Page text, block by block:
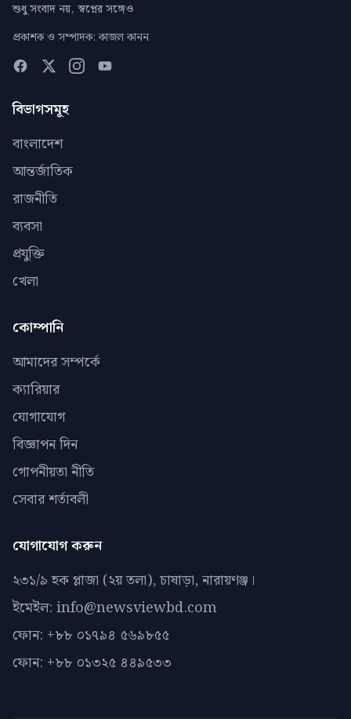
শুধু সংবাদ নয়, স্বপ্নের সঙ্গেও
প্রকাশক ও সম্পাদক: কাজল কানন
বিভাগসমূহ
বাংলাদেশ
আন্তর্জাতিক
রাজনীতি
ব্যবসা
প্রযুক্তি
খেলা
কোম্পানি
আমাদের সম্পর্কে
ক্যারিয়ার
যোগাযোগ
বিজ্ঞাপন দিন
গোপনীয়তা নীতি
সেবার শর্তাবলী
যোগাযোগ করুন
২৩১/৯ হক প্লাজা (২য় তলা), চাষাড়া, নারায়ণঞ্জ।
ইমেইল: info@newsviewbd.com
ফোন: +৮৮ ০১৭৯৪ ৫৬৯৮৫৫
ফোন: +৮৮ ০১৩২৫ ৪৪৯৫৩৩